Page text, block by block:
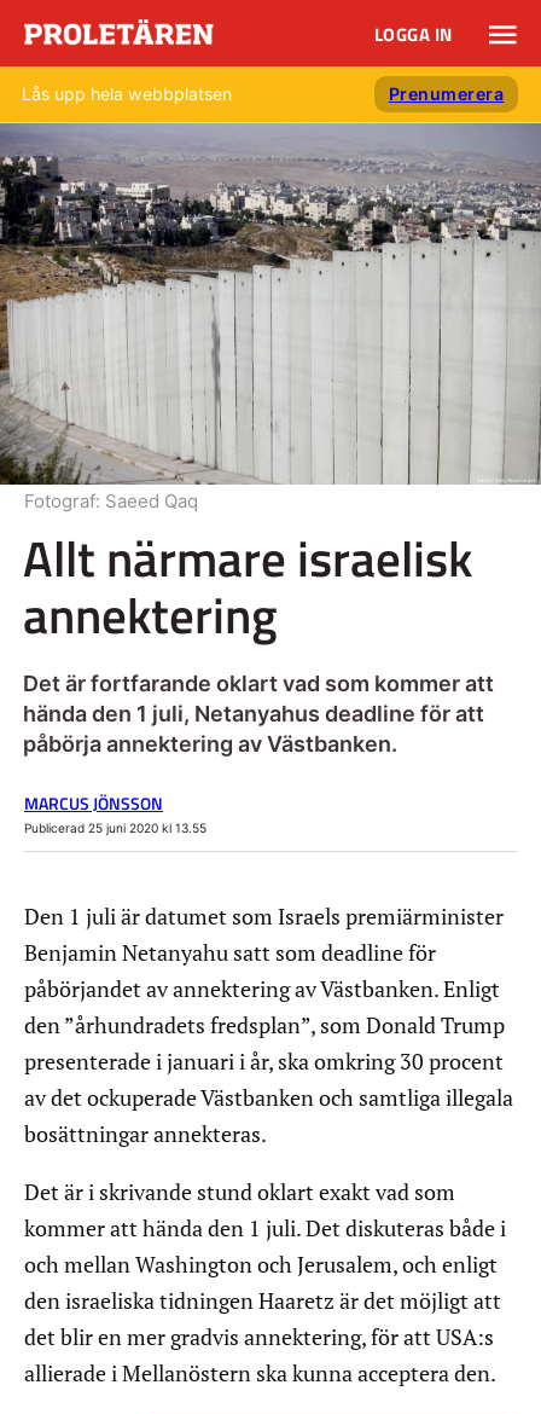
LOGGA IN
Lås upp hela webbplatsen Prenumerera
Allt närmare israelisk
annektering
Det är fortfarande oklart vad som kommer att
hända den 1 juli, Netanyahus deadline för att
påbörja annektering av Västbanken.
Fotograf: Saeed Qaq
MARCUS JÖNSSON
Publicerad 25 juni 2020 kl 13.55
Den 1 juli är datumet som Israels premiärminister
Benjamin Netanyahu satt som deadline för
påbörjandet av annektering av Västbanken. Enligt
den ”århundradets fredsplan”, som Donald Trump
presenterade i januari i år, ska omkring 30 procent
av det ockuperade Västbanken och samtliga illegala
bosättningar annekteras.
Det är i skrivande stund oklart exakt vad som
kommer att hända den 1 juli. Det diskuteras både i
och mellan Washington och Jerusalem, och enligt
den israeliska tidningen Haaretz är det möjligt att
det blir en mer gradvis annektering, för att USA:s
allierade i Mellanöstern ska kunna acceptera den.